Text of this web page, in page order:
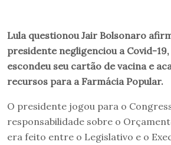
Lula questionou Jair Bolsonaro
presidente negligenciou a Covid-
escondeu seu cartão de vacina e
recursos para a Farmácia Popular.
O presidente jogou para o
responsabilidade sobre o
era feito entre o Legislativo e o